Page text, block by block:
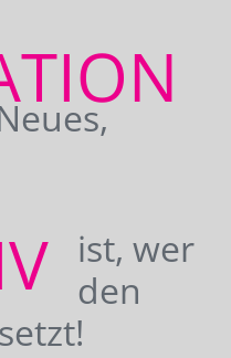
ist, wer
den
setzt!